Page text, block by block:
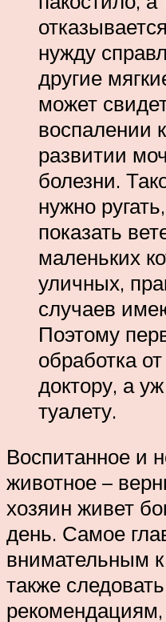
нужду
другие
может
воспалении
развитии
болезни.
нужно
показать
маленьких
уличных,
случаев
Поэтому
обработка
доктору, а
туалету.
Воспитанное и
животное –
хозяин живет
день. Самое
внимательным
также